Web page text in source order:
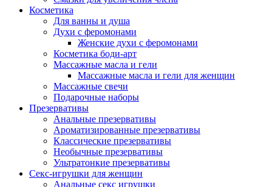
Косметика
Для ванны и душа
Духи с феромонами
Женские духи с феромонами
Косметика боди-арт
Массажные масла и гели
Массажные масла и гели для женщин
Массажные свечи
Подарочные наборы
Презервативы
Анальные презервативы
Ароматизированные презервативы
Классические презервативы
Необычные презервативы
Ультратонкие презервативы
Секс-игрушки для женщин
Анальные секс игрушки